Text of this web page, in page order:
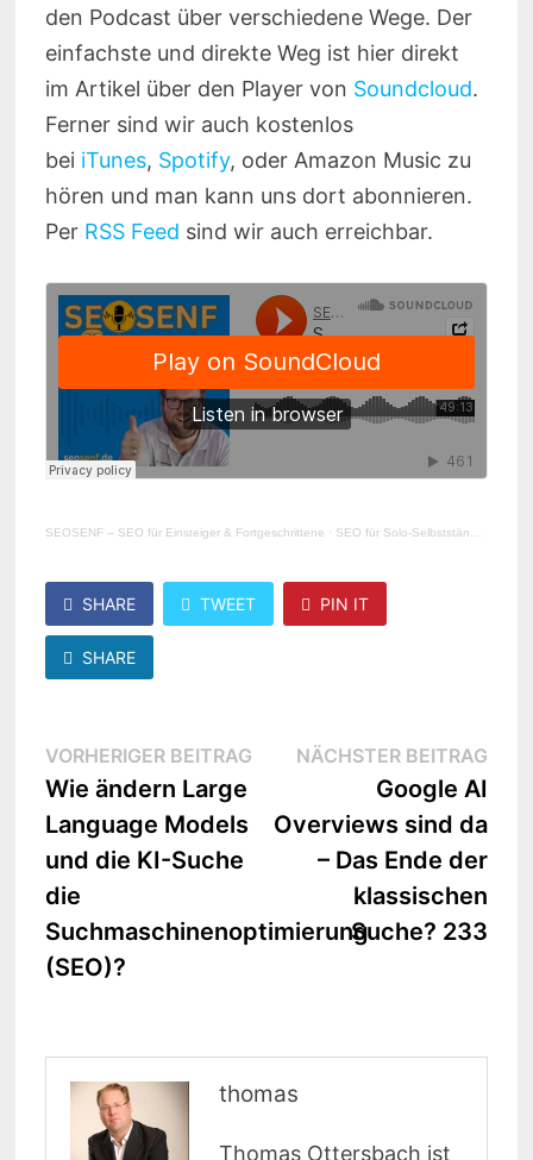
den Podcast über verschiedene Wege. Der
einfachste und direkte Weg ist hier direkt
im Artikel über den Player von Soundcloud.
Ferner sind wir auch kostenlos
bei iTunes, Spotify, oder Amazon Music zu
hören und man kann uns dort abonnieren.
Per RSS Feed sind wir auch erreichbar.
SEOSENF – SEO für Einsteiger & Fortgeschrittene · SEO für Solo-Selbstständige und kleine Unternehmen | Gespräch mit Jane von Klee #232
SHARE TWEET PIN IT
SHARE
Beitragsnavigation
VORHERIGER BEITRAGVorheriger
Wie ändern Large
Language Models
und die KI-Suche
die
Suchmaschinenoptimierung
(SEO)?
NÄCHSTER BEITRAG
Google AI
Overviews sind da
– Das Ende der
klassischen
Suche? 233
thomas
Thomas Ottersbach ist